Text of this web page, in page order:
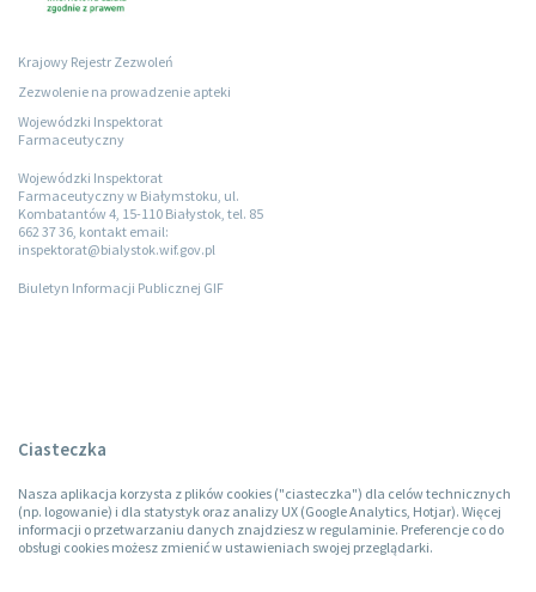
Krajowy Rejestr Zezwoleń
Zezwolenie na prowadzenie apteki
Wojewódzki Inspektorat
Farmaceutyczny
Wojewódzki Inspektorat
Farmaceutyczny w Białymstoku, ul.
Kombatantów 4, 15-110 Białystok, tel. 85
662 37 36, kontakt email:
inspektorat@bialystok.wif.gov.pl
Biuletyn Informacji Publicznej GIF
Ciasteczka
Nasza aplikacja korzysta z plików cookies ("ciasteczka") dla celów technicznych
(np. logowanie) i dla statystyk oraz analizy UX (Google Analytics, Hotjar). Więcej
informacji o przetwarzaniu danych znajdziesz w regulaminie. Preferencje co do
obsługi cookies możesz zmienić w ustawieniach swojej przeglądarki.